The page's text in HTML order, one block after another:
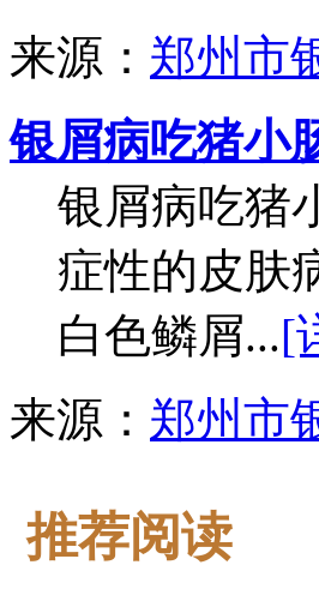
来源： 郑州市
银屑病吃猪小
银屑病吃猪
症性的皮肤
白色鳞屑...[
来源： 郑州市
推荐阅读